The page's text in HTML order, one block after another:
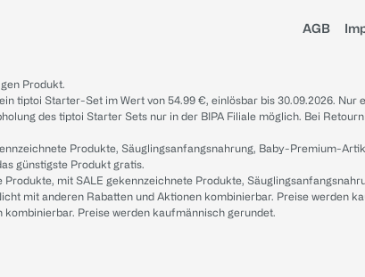
AGB
Produkt.
tiptoi Starter-Set im Wert von 54.99 €, einlösbar bis 30.09.2026.
des tiptoi Starter Sets nur in der BIPA Filiale möglich. Bei
Produkte, Säuglingsanfangsnahrung, Baby-Premium-
günstigste Produkt gratis.
mit SALE gekennzeichnete Produkte,
mit anderen Rabatten und Aktionen kombinierbar. Preise werden
kombinierbar. Preise werden kaufmännisch gerundet.